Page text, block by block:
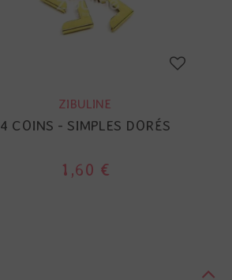
ZIBULINE
4 COINS - SIMPLES DORÉS
1,60 €